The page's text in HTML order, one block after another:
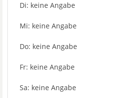
Di: keine Angabe
Mi: keine Angabe
Do: keine Angabe
Fr: keine Angabe
Sa: keine Angabe